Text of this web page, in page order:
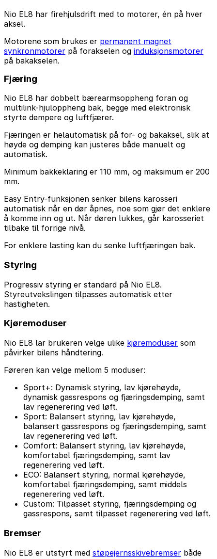
Nio EL8 har firehjulsdrift med to motorer, én på hver
aksel.
Motorene som brukes er permanent magnet
synkronmotorer på forakselen og induksjonsmotorer
på bakakselen.
Fjæring
Nio EL8 har dobbelt bærearmsoppheng foran og
multilink-hjuloppheng bak, begge med elektronisk
styrte dempere og luftfjærer.
Fjæringen er helautomatisk på for- og bakaksel, slik at
høyde og demping kan justeres både manuelt og
automatisk.
Minimum bakkeklaring er 110 mm, og maksimum er 200
mm.
Easy Entry-funksjonen senker bilens karosseri
automatisk når en dør åpnes, noe som gjør det enklere
å komme inn og ut. Når døren lukkes, går karosseriet
tilbake til forrige nivå.
For enklere lasting kan du senke luftfjæringen bak.
Styring
Progressiv styring er standard på Nio EL8.
Styreutvekslingen tilpasses automatisk etter
hastigheten.
Kjøremoduser
Nio EL8 lar brukeren velge ulike kjøremoduser som
påvirker bilens håndtering.
Føreren kan velge mellom 5 moduser:
Sport+: Dynamisk styring, lav kjørehøyde,
dynamisk gassrespons og fjæringsdemping, samt
lav regenerering ved løft.
Sport: Balansert styring, lav kjørehøyde,
balansert gassrespons og fjæringsdemping, samt
lav regenerering ved løft.
Comfort: Balansert styring, lav kjørehøyde,
komfortabel fjæringsdemping, samt lav
regenerering ved løft.
ECO: Balansert styring, normal kjørehøyde,
komfortabel fjæringsdemping, samt middels
regenerering ved løft.
Custom: Tilpasset styring, fjæringsdemping og
gassrespons, samt tilpasset regenerering ved løft.
Bremser
Nio EL8 er utstyrt med støpejernsskivebremser både